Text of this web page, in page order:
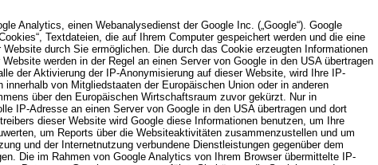
Analytics, einen Webanalysedienst der Google Inc. („Google“). Google
Textdateien, die auf Ihrem Computer gespeichert werden und die eine
durch Sie ermöglichen. Die durch das Cookie erzeugten Informationen
werden in der Regel an einen Server von Google in den USA übertragen
der Aktivierung der IP-Anonymisierung auf dieser Website, wird Ihre IP-
innerhalb von Mitgliedstaaten der Europäischen Union oder in anderen
über den Europäischen Wirtschaftsraum zuvor gekürzt. Nur in
IP-Adresse an einen Server von Google in den USA übertragen und dort
dieser Website wird Google diese Informationen benutzen, um Ihre
um Reports über die Websiteaktivitäten zusammenzustellen und um
und der Internetnutzung verbundene Dienstleistungen gegenüber dem
Die im Rahmen von Google Analytics von Ihrem Browser übermittelte IP-